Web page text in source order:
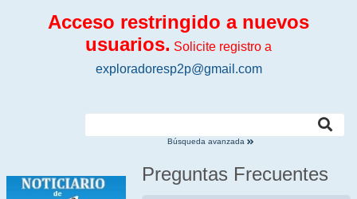
Acceso restringido a nuevos
usuarios. Solicite registro a
exploradoresp2p@gmail.com
Búsqueda avanzada
Preguntas Frecuentes